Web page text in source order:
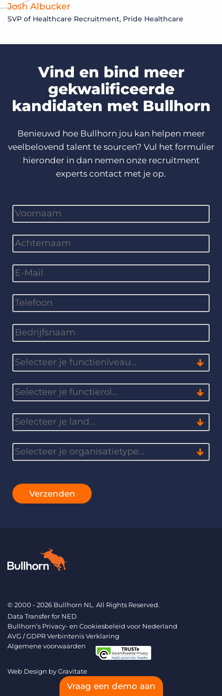
Josh Albucker
SVP of Healthcare Recruitment, Pride Healthcare
Vind en bind meer
gekwalificeerde
kandidaten met Bullhorn
Benieuwd hoe Bullhorn jou kan helpen meer
veelbelovend talent te sourcen? Vul het formulier
hieronder in dan nemen onze recruitment
experts contact met je op.
Verzenden
© 2000 - 2026 Bullhorn NL. All Rights Reserved.
Data Transfer for NED
Bullhorn’s Privacy- en Cookiesbeleid voor Nederland
AVG / GDPR Verbintenis Verklaring
Algemene voorwaarden
Web Design byGravitate
Vraag een demo aan